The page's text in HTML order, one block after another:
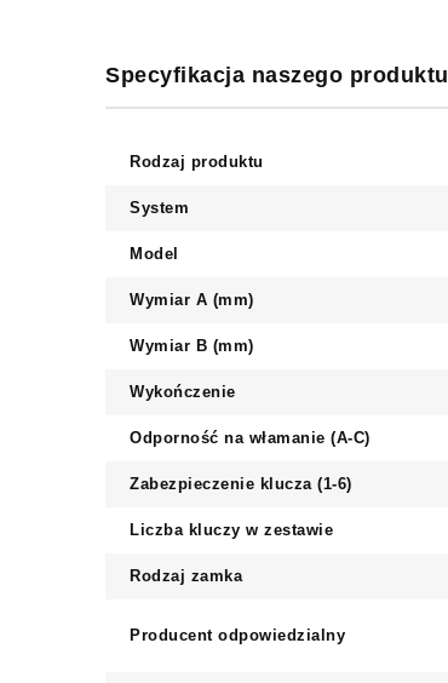
Specyfikacja naszego produktu
Rodzaj produktu
System
Model
Wymiar A (mm)
Wymiar B (mm)
Wykończenie
Odporność na włamanie (A-C)
Zabezpieczenie klucza (1-6)
Liczba kluczy w zestawie
Rodzaj zamka
Producent odpowiedzialny